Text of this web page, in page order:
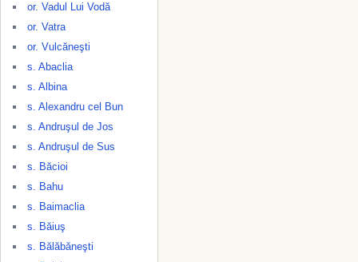
or. Vadul Lui Vodă
or. Vatra
or. Vulcăneşti
s. Abaclia
s. Albina
s. Alexandru cel Bun
s. Andruşul de Jos
s. Andruşul de Sus
s. Băcioi
s. Bahu
s. Baimaclia
s. Băiuş
s. Bălăbăneşti